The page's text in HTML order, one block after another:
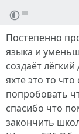
Постепенно
языка и
создаёт
яхте это то
попробовать
спасибо что
закончить